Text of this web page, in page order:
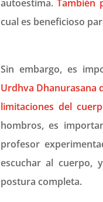
autoestima.También
cual es beneficioso
Sin embargo, es
Urdhva Dhanurasana
limitaciones del
hombros, es
profesor
escuchar al cuerpo,
postura completa.